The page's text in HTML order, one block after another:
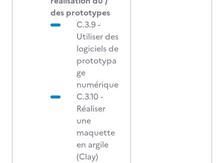
des prototypes
C.3.9 -
Utiliser des
logiciels de
prototypa
ge
numérique
C.3.10 -
Réaliser
une
maquette
en argile
(Clay)